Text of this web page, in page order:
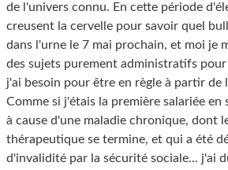
de l'univers connu. En cette période
creusent la cervelle pour savoir quel
dans l'urne le 7 mai prochain, et moi je
des sujets purement administratifs
j'ai besoin pour être en règle à partir de
Comme si j'étais la première salariée
à cause d'une maladie chronique, dont
thérapeutique se termine, et qui a été
d'invalidité par la sécurité sociale... j'ai